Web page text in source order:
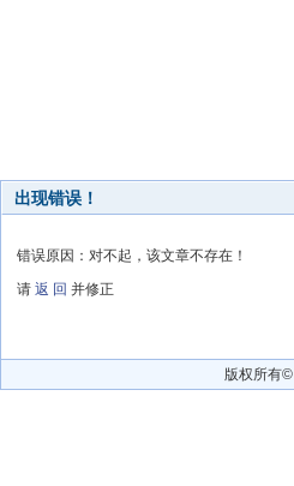
出现错误！
错误原因：对不起，该文章不存在！
请 返 回 并修正
版权所有©